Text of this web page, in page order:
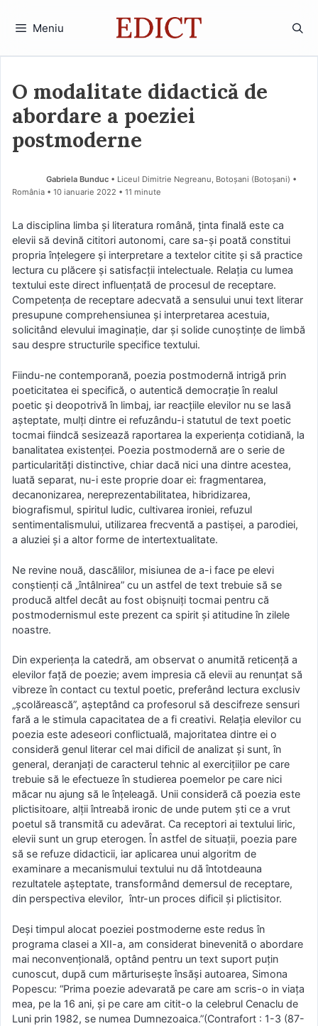
Meniu
O modalitate didactică de
abordare a poeziei
postmoderne
Gabriela Bunduc • Liceul Dimitrie Negreanu, Botoșani (Botoşani) •
România
10 ianuarie 2022 • 11 minute
La disciplina limba și literatura română, ținta finală este ca
elevii să devină cititori autonomi, care sa-şi poată constitui
propria înţelegere şi interpretare a textelor citite şi să practice
lectura cu plăcere şi satisfacţii intelectuale. Relaţia cu lumea
textului este direct influenţată de procesul de receptare.
Competenţa de receptare adecvată a sensului unui text literar
presupune comprehensiunea şi interpretarea acestuia,
solicitând elevului imaginaţie, dar şi solide cunoştinţe de limbă
sau despre structurile specifice textului.
Fiindu-ne contemporană, poezia postmodernă intrigă prin
poeticitatea ei specifică, o autentică democraţie în realul
poetic şi deopotrivă în limbaj, iar reacţiile elevilor nu se lasă
aşteptate, mulţi dintre ei refuzându-i statutul de text poetic
tocmai fiindcă sesizează raportarea la experienţa cotidiană, la
banalitatea existenţei. Poezia postmodernă are o serie de
particularităţi distinctive, chiar dacă nici una dintre acestea,
luată separat, nu-i este proprie doar ei: fragmentarea,
decanonizarea, nereprezentabilitatea, hibridizarea,
biografismul, spiritul ludic, cultivarea ironiei, refuzul
sentimentalismului, utilizarea frecventă a pastişei, a parodiei,
a aluziei şi a altor forme de intertextualitate.
Ne revine nouă, dascălilor, misiunea de a-i face pe elevi
conştienţi că „întâlnirea” cu un astfel de text trebuie să se
producă altfel decât au fost obişnuiţi tocmai pentru că
postmodernismul este prezent ca spirit şi atitudine în zilele
noastre.
Din experienţa la catedră, am observat o anumită reticenţă a
elevilor faţă de poezie; avem impresia că elevii au renunţat să
vibreze în contact cu textul poetic, preferând lectura exclusiv
„şcolărească”, aşteptând ca profesorul să descifreze sensuri
fară a le stimula capacitatea de a fi creativi. Relaţia elevilor cu
poezia este adeseori conflictuală, majoritatea dintre ei o
consideră genul literar cel mai dificil de analizat şi sunt, în
general, deranjaţi de caracterul tehnic al exerciţiilor pe care
trebuie să le efectueze în studierea poemelor pe care nici
măcar nu ajung să le înţeleagă. Unii consideră că poezia este
plictisitoare, alţii întreabă ironic de unde putem şti ce a vrut
poetul să transmită cu adevărat. Ca receptori ai textului liric,
elevii sunt un grup eterogen. În astfel de situaţii, poezia pare
să se refuze didacticii, iar aplicarea unui algoritm de
examinare a mecanismului textului nu dă întotdeauna
rezultatele aşteptate, transformând demersul de receptare,
din perspectiva elevilor, într-un proces dificil şi plictisitor.
Deşi timpul alocat poeziei postmoderne este redus în
programa clasei a XII-a, am considerat binevenită o abordare
mai neconvenţională, optând pentru un text suport puţin
cunoscut, după cum mărturiseşte însăşi autoarea, Simona
Popescu: “Prima poezie adevarată pe care am scris-o in viaţa
mea, pe la 16 ani, şi pe care am citit-o la celebrul Cenaclu de
Luni prin 1982, se numea Dumnezoaica.”(Contrafort : 1-3 (87-